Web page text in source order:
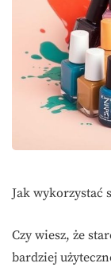
Jak wykorzystać
Czy wiesz, że
bardziej